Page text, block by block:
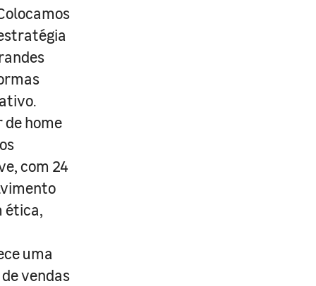
de home
com 24
ética,
uma
vendas